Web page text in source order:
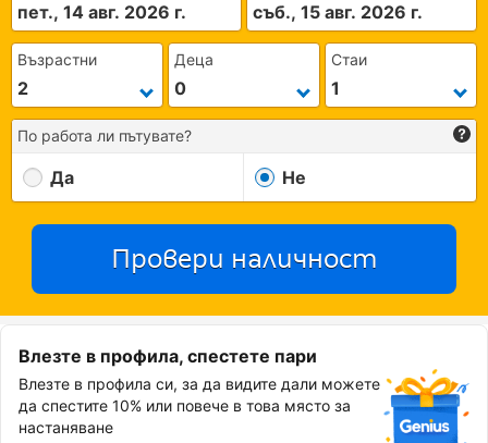
пет., 14 авг. 2026 г. съб., 15 авг. 2026 г.
Възрастни Деца Стаи
По работа ли пътувате?
Да Не
Провери наличност
Влезте в профила, спестете пари
Влезте в профила си, за да видите дали можете
да спестите 10% или повече в това място за
настаняване